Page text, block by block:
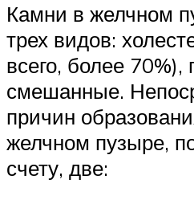
Камни в желчном
трех видов:
всего, более 70%),
смешанные.
причин
желчном пузыре,
счету, две: